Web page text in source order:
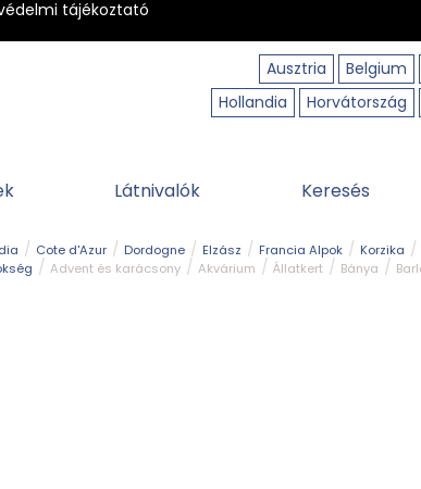
tájékoztató
Ausztria
Belgium
Hollandia
Horvátország
Látnivalók Keresés
Cote d'Azur Dordogne Elzász Francia Alpok Korzika
Advent és karácsony Akvárium Állatkert Bánya